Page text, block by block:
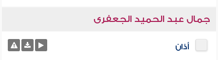
جمال عبد الحميد الجعفرى
أذان